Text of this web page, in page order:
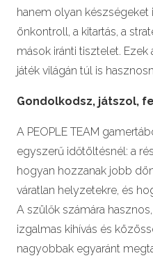
hanem olyan készségeket
önkontroll, a kitartás, a
mások iránti tisztelet.
játék világán túl is
Gondolkodsz, játszol,
A PEOPLE TEAM
egyszerű időtöltésnél: a
hogyan hozzanak jobb
váratlan helyzetekre, és
A szülők számára
izgalmas kihívás és
nagyobbak egyaránt